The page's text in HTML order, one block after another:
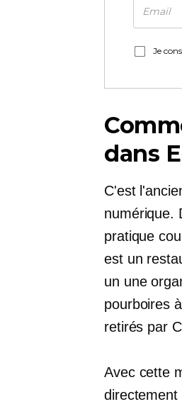
Je
dans
C'est
numérique.
pratique
est un
un une
pourboires
retirés par
Avec cette
directement